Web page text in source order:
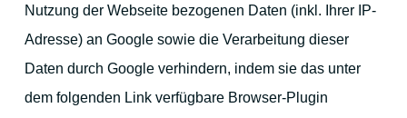
Nutzung der Webseite bezogenen Daten (inkl. Ihrer IP-
Adresse) an Google sowie die Verarbeitung dieser
Daten durch Google verhindern, indem sie das unter
dem folgenden Link verfügbare Browser-Plugin